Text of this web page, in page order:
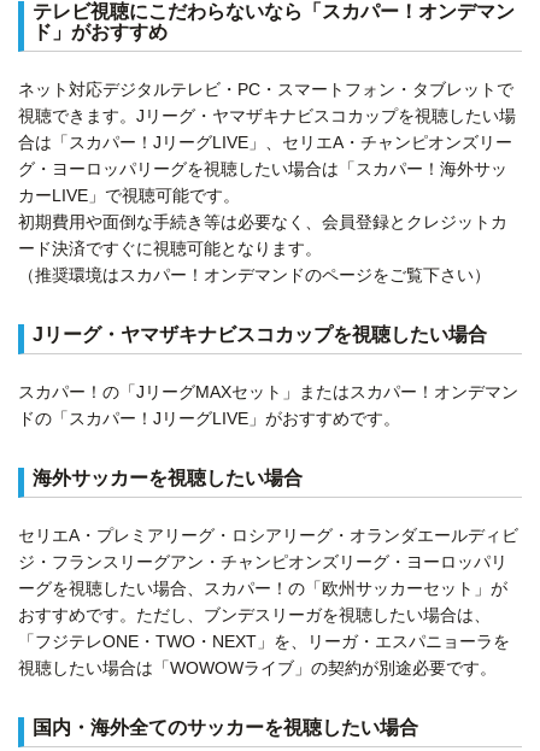
テレビ視聴にこだわらないなら「スカパー！オンデマン
ド」がおすすめ
ネット対応デジタルテレビ・PC・スマートフォン・タブレットで
視聴できます。Jリーグ・ヤマザキナビスコカップを視聴したい場
合は「スカパー！JリーグLIVE」、セリエA・チャンピオンズリー
グ・ヨーロッパリーグを視聴したい場合は「スカパー！海外サッ
カーLIVE」で視聴可能です。
初期費用や面倒な手続き等は必要なく、会員登録とクレジットカ
ード決済ですぐに視聴可能となります。
（推奨環境はスカパー！オンデマンドのページをご覧下さい）
Jリーグ・ヤマザキナビスコカップを視聴したい場合
スカパー！の「JリーグMAXセット」またはスカパー！オンデマン
ドの「スカパー！JリーグLIVE」がおすすめです。
海外サッカーを視聴したい場合
セリエA・プレミアリーグ・ロシアリーグ・オランダエールディビ
ジ・フランスリーグアン・チャンピオンズリーグ・ヨーロッパリ
ーグを視聴したい場合、スカパー！の「欧州サッカーセット」が
おすすめです。ただし、ブンデスリーガを視聴したい場合は、
「フジテレONE・TWO・NEXT」を、リーガ・エスパニョーラを
視聴したい場合は「WOWOWライブ」の契約が別途必要です。
国内・海外全てのサッカーを視聴したい場合